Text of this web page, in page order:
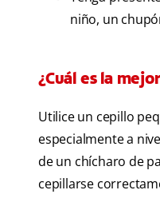
niño, un
¿Cuál es la
Utilice un cepillo
especialmente a
de un chícharo de
cepillarse